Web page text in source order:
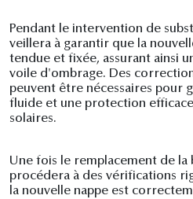
Pendant le intervention de
veillera à garantir que la
tendue et fixée, assurant ainsi
voile d'ombrage. Des
peuvent être nécessaires pour
fluide et une protection
solaires.
Une fois le remplacement de
procédera à des vérifications
la nouvelle nappe est